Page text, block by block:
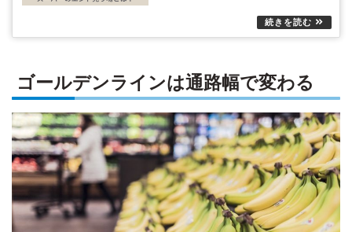
ゴールデンラインは通路幅で変わる